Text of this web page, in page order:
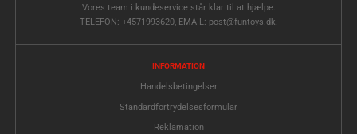
Vores team i kundeservice står klar til at hjælpe.
TELEFON: +4571993620, EMAIL: post@funtoys.dk.
INFORMATION
Handelsbetingelser
Standardfortrydelsesformular
Reklamation